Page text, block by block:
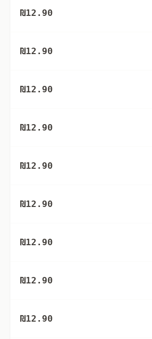
₪12.90
₪12.90
₪12.90
₪12.90
₪12.90
₪12.90
₪12.90
₪12.90
₪12.90